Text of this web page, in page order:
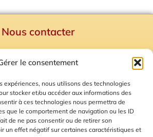
le consentement
expériences, nous utilisons des technologies
stocker et/ou accéder aux informations des
à ces technologies nous permettra de
que le comportement de navigation ou les ID
de ne pas consentir ou de retirer son
un effet négatif sur certaines caractéristiques et
Nous contacter
Plan du site
des Cookies